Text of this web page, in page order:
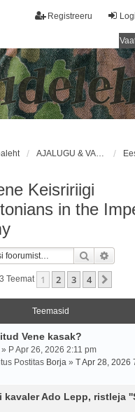
Registreeru
AJALUGU & VARUSTUS (1710 - 1918) / HISTORY & EQUIPMENT (1710 - 1918)
Keisririigi
in the
Otsi
Teemat 1 2 3 4
Teemasid
Vene kasak?
» P Apr 26, 2026 2:11 pm
Postitas Borja » T Apr 28, 2026
kavaler Ado Lepp, ristleja